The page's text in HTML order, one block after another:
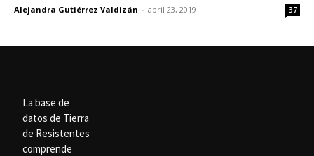
Alejandra Gutiérrez Valdizán - abril 23, 2019 37
La base de
datos de Tierra
de Resistentes
comprende